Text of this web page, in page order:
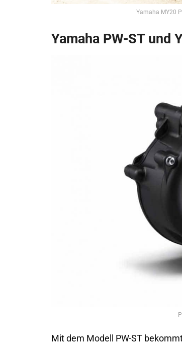
Yamaha MY20
Yamaha PW-ST und
Mit dem Modell PW-ST